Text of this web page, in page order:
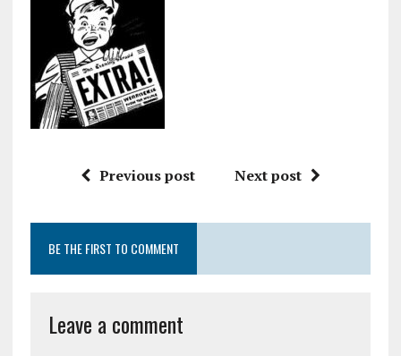
Previous post Next post
BE THE FIRST TO COMMENT
Leave a comment